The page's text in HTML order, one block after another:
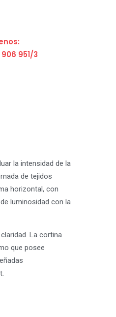
951/3
la intensidad de la
de tejidos
horizontal, con
luminosidad con la
La cortina
que posee